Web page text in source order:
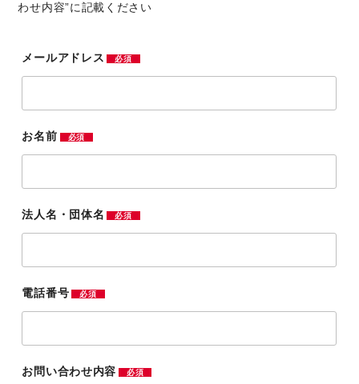
わせ内容”に記載ください
メールアドレス 必須
お名前 必須
法人名・団体名 必須
電話番号 必須
お問い合わせ内容 必須